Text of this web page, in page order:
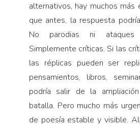
alternativos, hay muchos más
que antes, la respuesta
No parodias ni ataques
Simplemente críticas. Si las
las réplicas pueden ser
pensamientos, libros,
podría salir de la
batalla. Pero mucho más
de poesía estable y visible.